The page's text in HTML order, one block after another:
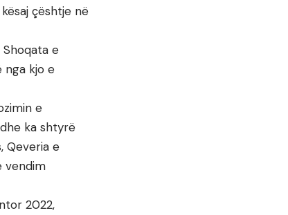
çështje në
e
nga kjo e
e
ka shtyrë
Qeveria e
vendim
2022,